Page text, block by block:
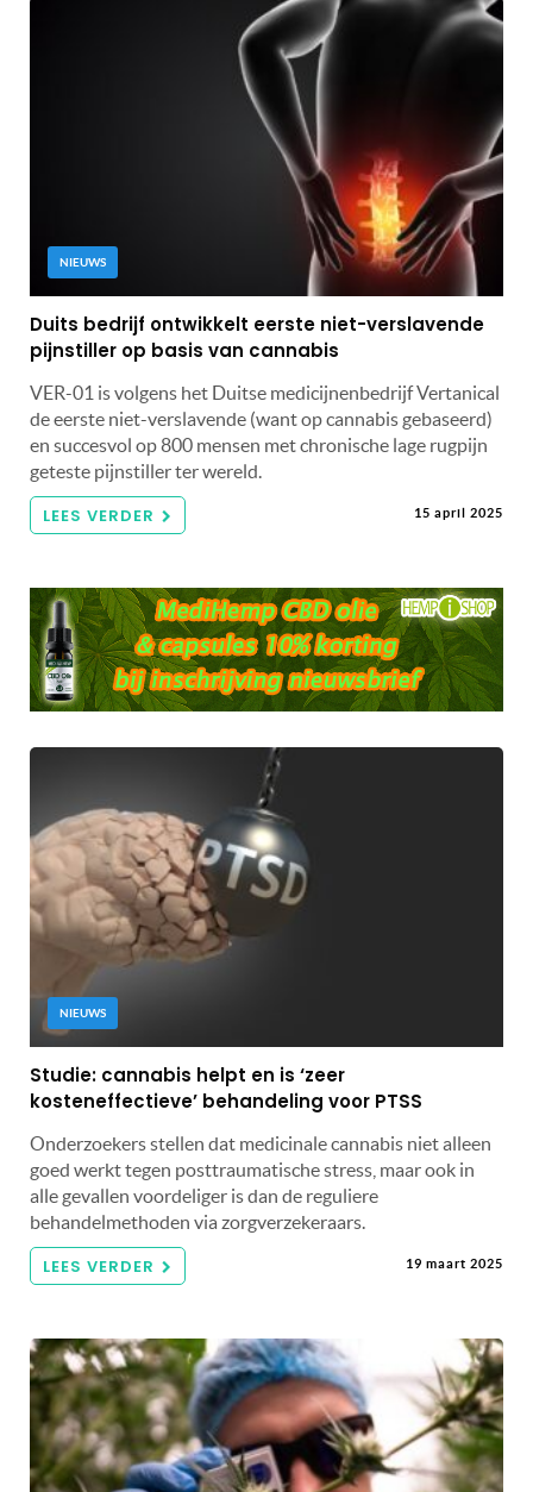
NIEUWS
Duits bedrijf ontwikkelt eerste niet-verslavende
pijnstiller op basis van cannabis
VER-01 is volgens het Duitse medicijnenbedrijf Vertanical
de eerste niet-verslavende (want op cannabis gebaseerd)
en succesvol op 800 mensen met chronische lage rugpijn
geteste pijnstiller ter wereld.
LEES VERDER 15 april 2025
NIEUWS
Studie: cannabis helpt en is ‘zeer
kosteneffectieve’ behandeling voor PTSS
Onderzoekers stellen dat medicinale cannabis niet alleen
goed werkt tegen posttraumatische stress, maar ook in
alle gevallen voordeliger is dan de reguliere
behandelmethoden via zorgverzekeraars.
LEES VERDER 19 maart 2025